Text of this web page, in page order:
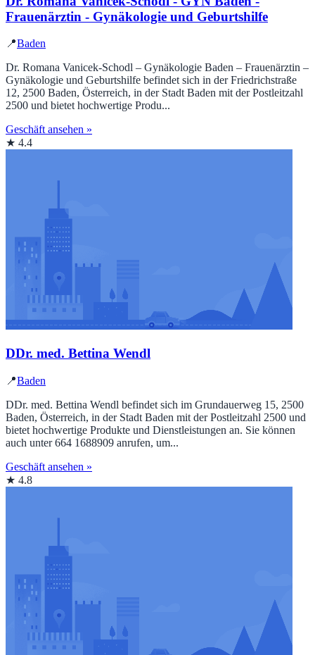
Frauenärztin - Gynäkologie und Geburtshilfe
📍Baden
Dr. Romana Vanicek-Schodl – Gynäkologie Baden – Frauenärztin –
Gynäkologie und Geburtshilfe befindet sich in der Friedrichstraße
12, 2500 Baden, Österreich, in der Stadt Baden mit der Postleitzahl
2500 und bietet hochwertige Produ...
Geschäft ansehen »
★ 4.4
DDr. med. Bettina Wendl
📍Baden
DDr. med. Bettina Wendl befindet sich im Grundauerweg 15, 2500
Baden, Österreich, in der Stadt Baden mit der Postleitzahl 2500 und
bietet hochwertige Produkte und Dienstleistungen an. Sie können
auch unter 664 1688909 anrufen, um...
Geschäft ansehen »
★ 4.8